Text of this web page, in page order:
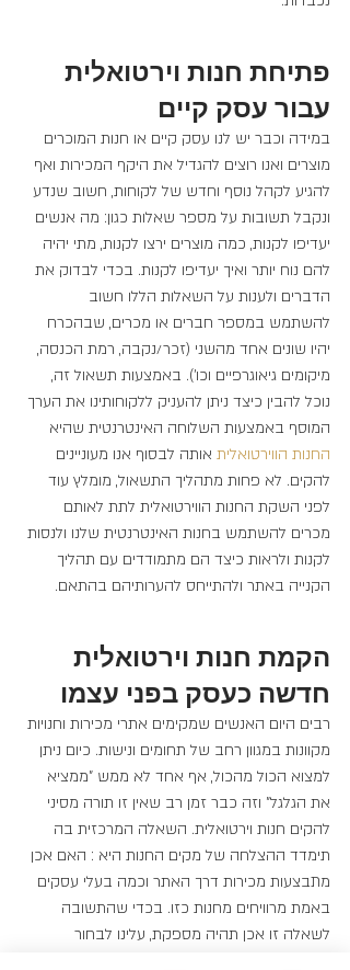
פתיחת חנות וירטואלית
עבור עסק קיים
במידה וכבר יש לנו עסק קיים או חנות המוכרים
מוצרים ואנו רוצים להגדיל את היקף המכירות ואף
להגיע לקהל נוסף וחדש של לקוחות, חשוב שנדע
ונקבל תשובות על מספר שאלות כגון: מה אנשים
יעדיפו לקנות, כמה מוצרים ירצו לקנות, מתי יהיה
להם נוח יותר ואיך יעדיפו לקנות. בכדי לבדוק את
הדברים ולענות על השאלות הללו חשוב
להשתמש במספר חברים או מכרים, שבהכרח
יהיו שונים אחד מהשני (זכר/נקבה, רמת הכנסה,
מיקומים גיאוגרפיים וכו'). באמצעות תשאול זה,
נוכל להבין כיצד ניתן להעניק ללקוחותינו את הערך
המוסף באמצעות השלוחה האינטרנטית שהיא
החנות הווירטואלית אותה לבסוף אנו מעוניינים
להקים. לא פחות מתהליך התשאול, מומלץ עוד
לפני השקת החנות הווירטואלית לתת לאותם
מכרים להשתמש בחנות האינטרנטית שלנו ולנסות
לקנות ולראות כיצד הם מתמודדים עם תהליך
הקנייה באתר ולהתייחס להערותיהם בהתאם.
הקמת חנות וירטואלית
חדשה כעסק בפני עצמו
רבים היום האנשים שמקימים אתרי מכירות וחנויות
מקוונות במגוון רחב של תחומים ונישות. כיום ניתן
למצוא הכול מהכול, אף אחד לא ממש "ממציא
את הגלגל" וזה כבר זמן רב שאין זו תורה מסיני
להקים חנות וירטואלית. השאלה המרכזית בה
תימדד ההצלחה של מקים החנות היא : האם אכן
מתבצעות מכירות דרך האתר וכמה בעלי עסקים
באמת מרוויחים מחנות כזו. בכדי שהתשובה
לשאלה זו אכן תהיה מספקת, עלינו לבחור